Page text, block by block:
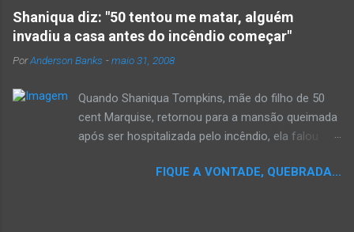
importante do rap brasileiro, que completará 17
anos agora em 2008. Falo de "Holocausto
Urbano", do grupo paulistano Racionais MC's.
Como de costume, uma pequena digressão. É
que o brasileiro não tem memória. Fala-se
muito por aí que não cultuamos nossos
antepassados nem nossa rica história
cabe a nós, formadores de opinião
Shaniqua diz: "50 tentou me matar, alguém
invadiu a casa antes do incêndio começar"
PorAnderson Banks -maio 31, 2008
Quando Shaniqua Tompkins, mãe do filho de 50
cent Marquise, retornou para a mansão queimada
após ser hospitalizada pelo incêndio, ela falou
argumentações ao jornal. quando um repórter
FIQUE A VONTADE, QUEBRADA...